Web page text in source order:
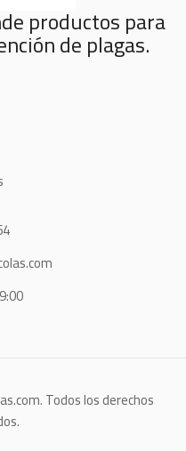
productos para
de plagas.
Todos los derechos